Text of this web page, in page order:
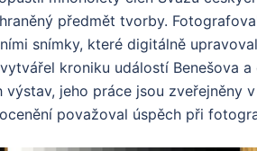
předmět tvorby.
snímky, které digitálně
kroniku událostí Benešova
jeho práce jsou
považoval úspěch při